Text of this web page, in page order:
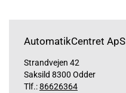
AutomatikCentret ApS
Strandvejen 42
Saksild 8300 Odder
Tlf.:86626364